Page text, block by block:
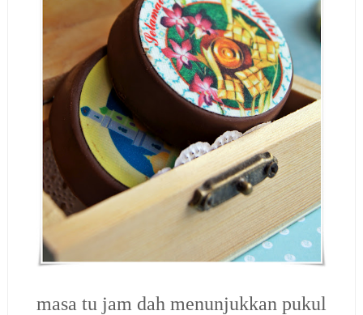
masa tu jam dah menunjukkan pukul